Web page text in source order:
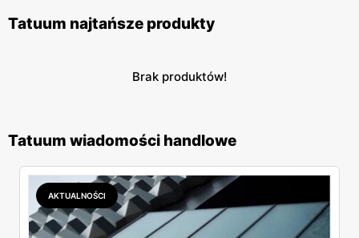
Tatuum najtańsze produkty
Brak produktów!
Tatuum wiadomości handlowe
AKTUALNOŚCI